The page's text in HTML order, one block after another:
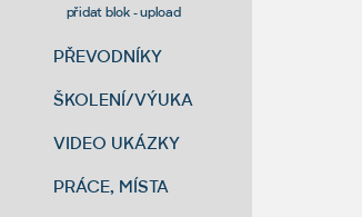
přidat blok - upload
PŘEVODNÍKY
ŠKOLENÍ/VÝUKA
VIDEO UKÁZKY
PRÁCE, MÍSTA